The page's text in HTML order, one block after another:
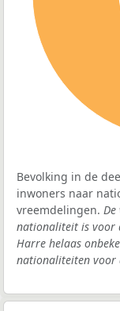
Bevolking in de
inwoners naar
vreemdelingen.
nationaliteit is voor
Harre helaas
nationaliteiten voor